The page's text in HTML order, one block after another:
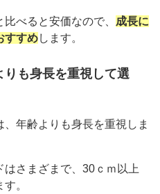
べると安価なので、 成長に
すすめします。
も身長を重視して選
年齢よりも身長を重視しま
さまざまで、30ｃｍ以上
。